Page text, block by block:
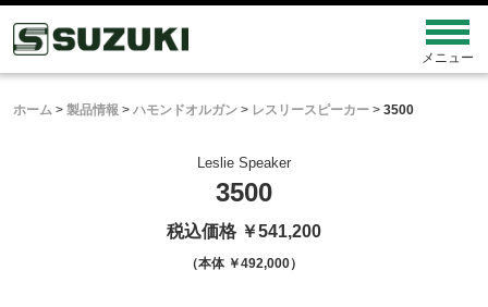
ホーム > 製品情報 > ハモンドオルガン > レスリースピーカー > 3500
Leslie Speaker
3500
税込価格 ￥541,200
（本体 ￥492,000）